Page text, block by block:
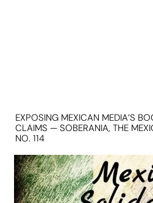
EXPOSING MEXICAN MEDIA’S
CLAIMS — SOBERANIA, THE
NO. 114